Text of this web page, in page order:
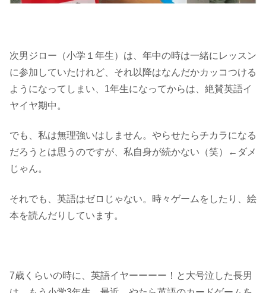
次男ジロー（小学１年生）は、年中の時は一緒にレッスン
に参加していたけれど、それ以降はなんだかカッコつける
ようになってしまい、1年生になってからは、絶賛英語イ
ヤイヤ期中。
でも、私は無理強いはしません。やらせたらチカラになる
だろうとは思うのですが、私自身が続かない（笑）←ダメ
じゃん。
それでも、英語はゼロじゃない。時々ゲームをしたり、絵
本を読んだりしています。
7歳くらいの時に、英語イヤーーーー！と大号泣した長男